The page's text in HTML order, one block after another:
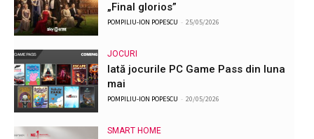
„Final glorios”
POMPILIU-ION POPESCU - 25/05/2026
JOCURI
Iată jocurile PC Game Pass din luna
mai
POMPILIU-ION POPESCU - 20/05/2026
SMART HOME